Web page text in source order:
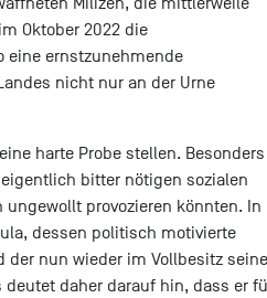
Oktober 2022 die
eine ernstzunehmende
nicht nur an der Urne
harte Probe stellen. Besonders
bitter nötigen sozialen
provozieren könnten. In
dessen politisch motivierte
der nun wieder im Vollbesitz
daher darauf hin, dass er